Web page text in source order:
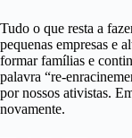
Tudo o que resta a
pequenas empresas e
formar famílias e
palavra “re-
por nossos ativistas.
novamente.